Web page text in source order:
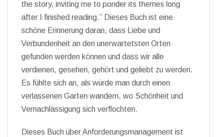
the story, inviting me to ponder its themes long
after I finished reading.” Dieses Buch ist eine
schöne Erinnerung daran, dass Liebe und
Verbundenheit an den unerwartetsten Orten
gefunden werden können und dass wir alle
verdienen, gesehen, gehört und geliebt zu werden.
Es fühlte sich an, als würde man durch einen
verlassenen Garten wandern, wo Schönheit und
Vernachlässigung sich verflochten.
Dieses Buch über Anforderungsmanagement ist